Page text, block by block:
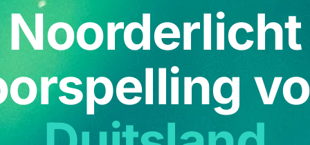
Noorderlicht